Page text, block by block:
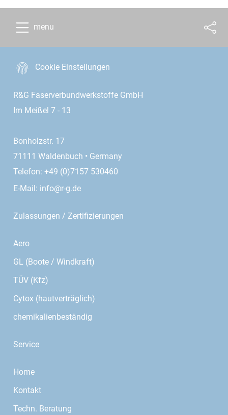
menu
Cookie Einstellungen
R&G Faserverbundwerkstoffe GmbH
Im Meißel 7 - 13
Bonholzstr. 17
71111 Waldenbuch • Germany
Telefon: +49 (0)7157 530460
E-Mail: info@r-g.de
Zulassungen / Zertifizierungen
Aero
GL (Boote / Windkraft)
TÜV (Kfz)
Cytox (hautverträglich)
chemikalienbeständig
Service
Home
Kontakt
Techn. Beratung